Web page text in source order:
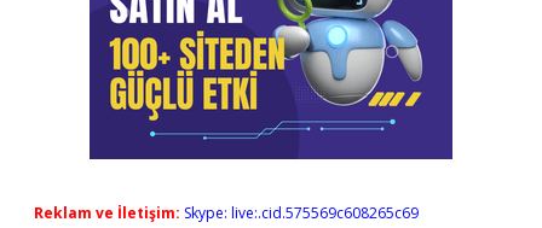
Reklam ve İletişim: Skype: live:.cid.575569c608265c69